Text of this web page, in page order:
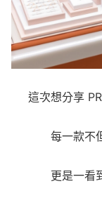
這次想分享
每一款不
更是一看